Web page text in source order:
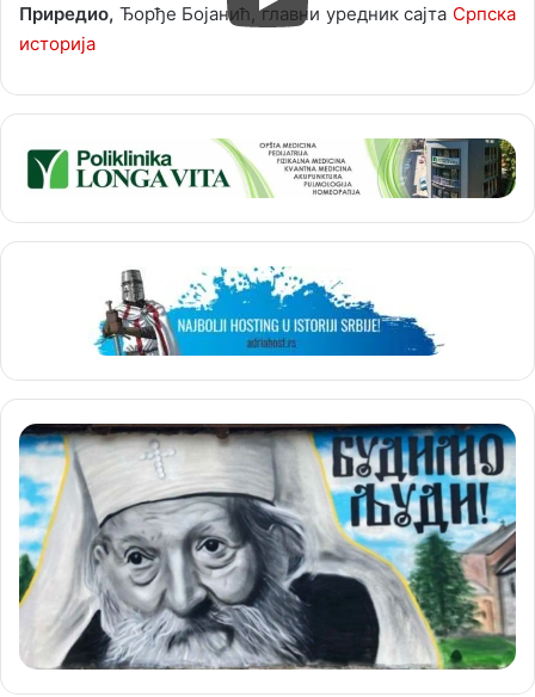
Приредио, Ђорђе Бојанић, главни уредник сајта Српска
историја